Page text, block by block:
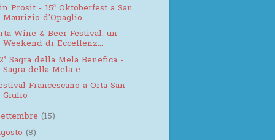
Prosit - 15ª Oktoberfest a San
Maurizio d'Opaglio
Wine & Beer Festival: un
Weekend di Eccellenz...
Sagra della Mela Benefica -
Sagra della Mela e...
Francescano a Orta San
Giulio
(15)
(8)